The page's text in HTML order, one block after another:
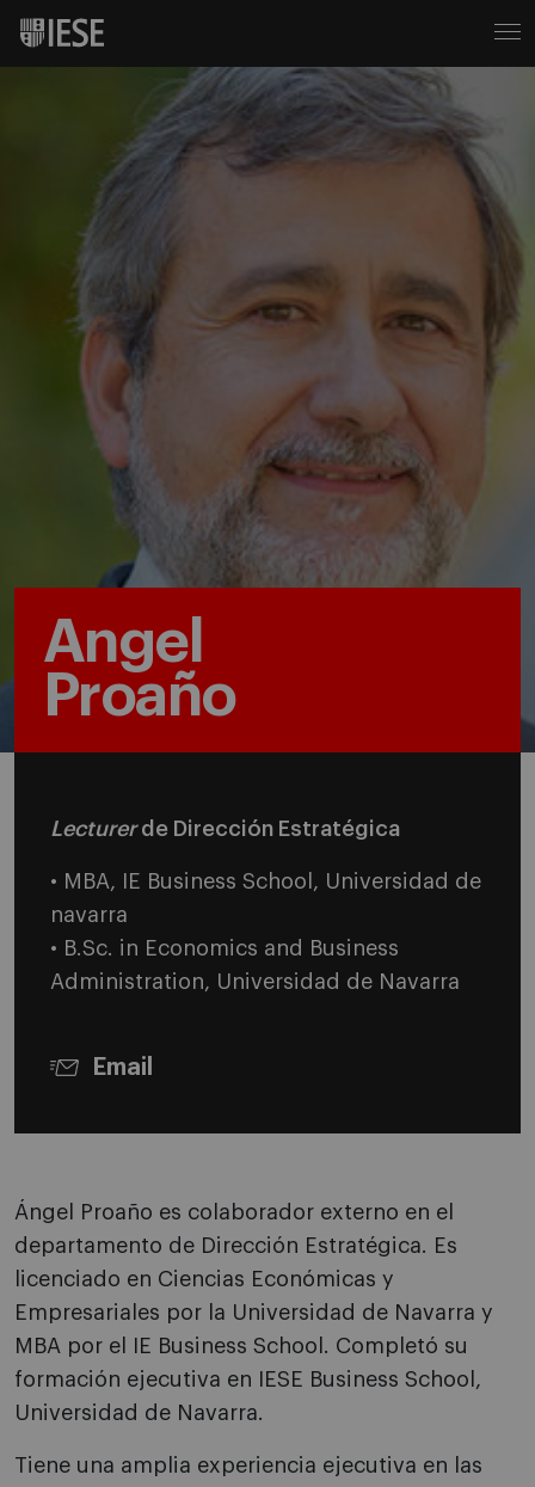
Angel
Proaño
Lecturerde Dirección Estratégica
• MBA, IE Business School, Universidad de
navarra
• B.Sc. in Economics and Business
Administration, Universidad de Navarra
Email
Ángel Proaño es colaborador externo en el
departamento de Dirección Estratégica. Es
licenciado en Ciencias Económicas y
Empresariales por la Universidad de Navarra y
MBA por el IE Business School. Completó su
formación ejecutiva en IESE Business School,
Universidad de Navarra.
Tiene una amplia experiencia ejecutiva en las